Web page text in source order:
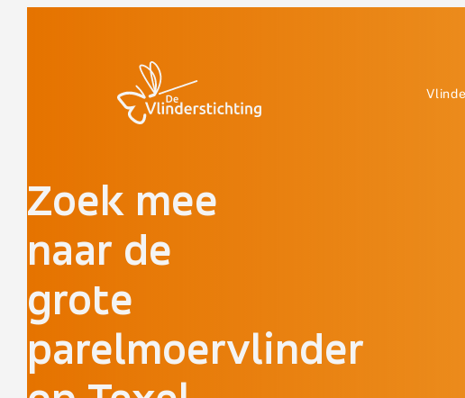
Zoek mee
naar de
grote
parelmoervlinder